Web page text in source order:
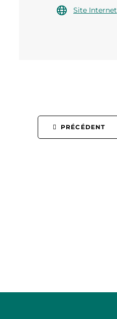
Site Internet
PRÉCÉDENT